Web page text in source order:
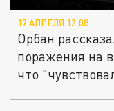
17 АПРЕЛЯ 12:08
Орбан
поражения на
что